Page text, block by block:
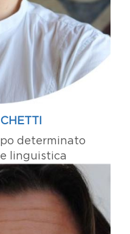
determinato
linguistica